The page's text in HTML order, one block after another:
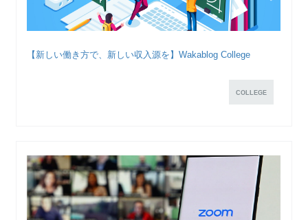
【新しい働き方で、新しい収入源を】Wakablog College
COLLEGE